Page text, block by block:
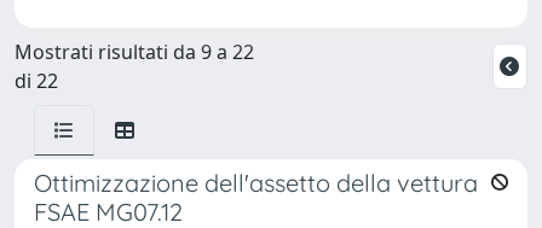
Mostrati risultati da 9 a 22
di 22
Ottimizzazione dell'assetto della vettura
FSAE MG07.12